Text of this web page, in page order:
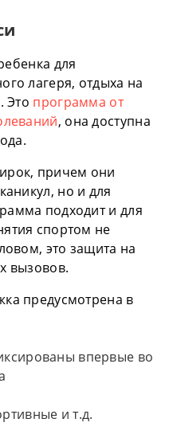
для
лагеря, отдыха на
Это программа от
, она доступна
причем они
но и для
подходит и для
спортом не
это защита на
вызовов.
предусмотрена в
впервые во
и т.д.